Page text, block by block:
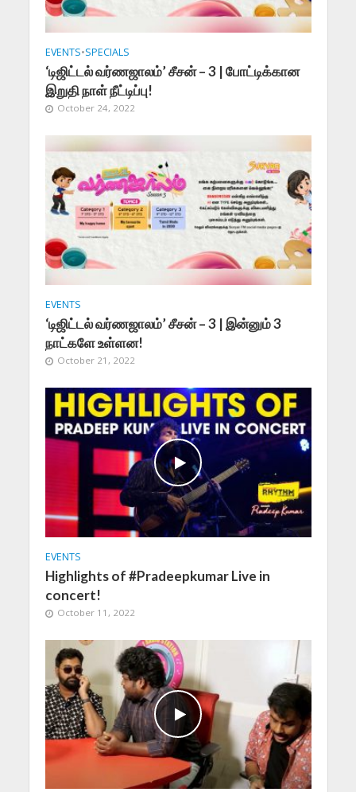
EVENTS•SPECIALS
‘டிஜிட்டல் வர்ணஜாலம்’ சீசன் – 3 | போட்டிக்கான
இறுதி நாள் நீட்டிப்பு!
October 24, 2022
EVENTS
‘டிஜிட்டல் வர்ணஜாலம்’ சீசன் – 3 | இன்னும் 3
நாட்களே உள்ளன!
October 21, 2022
EVENTS
Highlights of #Pradeepkumar Live in
concert!
October 11, 2022